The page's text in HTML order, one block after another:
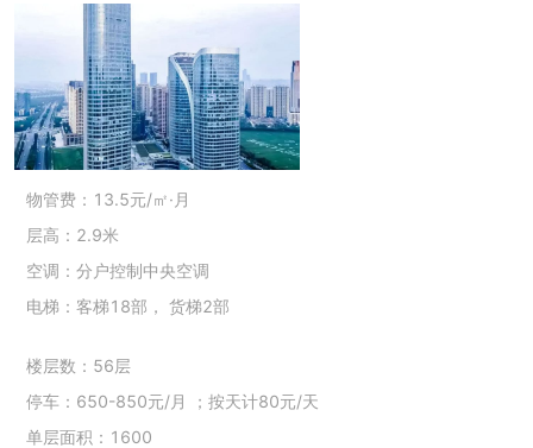
物管费：13.5元/㎡·月
层高：2.9米
空调：分户控制中央空调
电梯：客梯18部， 货梯2部
楼层数：56层
停车：650-850元/月 ；按天计80元/天
单层面积：1600